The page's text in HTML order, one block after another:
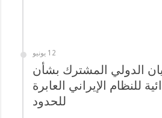
12 يونيو
الدولي المشترك بشأن
للنظام الإيراني العابرة
للحدود